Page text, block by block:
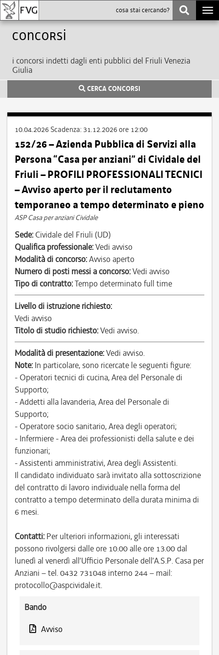
Concorsi
i concorsi indetti dagli enti pubblici del Friuli Venezia
Giulia
CERCA CONCORSI
10.04.2026 Scadenza: 31.12.2026 ore 12:00
152/26 – Azienda Pubblica di Servizi alla
Persona “Casa per anziani” di Cividale del
Friuli – PROFILI PROFESSIONALI TECNICI
– Avviso aperto per il reclutamento
temporaneo a tempo determinato e pieno
ASP Casa per anziani Cividale
Sede: Cividale del Friuli (UD)
Qualifica professionale:Vedi avviso
Modalità di concorso:Avviso aperto
Numero di posti messi a concorso:Vedi avviso
Tipo di contratto:Tempo determinato full time
Livello di istruzione richiesto:
Vedi avviso
Titolo di studio richiesto:Vedi avviso.
Modalità di presentazione:Vedi avviso.
Note: In particolare, sono ricercate le seguenti figure:
- Operatori tecnici di cucina, Area del Personale di
Supporto;
- Addetti alla lavanderia, Area del Personale di
Supporto;
- Operatore socio sanitario, Area degli operatori;
- Infermiere - Area dei professionisti della salute e dei
funzionari;
- Assistenti amministrativi, Area degli Assistenti.
Il candidato individuato sarà invitato alla sottoscrizione
del contratto di lavoro individuale nella forma del
contratto a tempo determinato della durata minima di
6 mesi.
Contatti: Per ulteriori informazioni, gli interessati
possono rivolgersi dalle ore 10.00 alle ore 13.00 dal
lunedì al venerdì all’Ufficio Personale dell’A.S.P. Casa per
Anziani – tel. 0432 731048 interno 244 – mail:
protocollo@aspcividale.it.
Bando
Avviso